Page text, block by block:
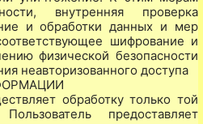
внутренняя проверка
и обработки данных и мер
шифрование и
физической безопасности
неавторизованного доступа
обработку только той
предоставляет